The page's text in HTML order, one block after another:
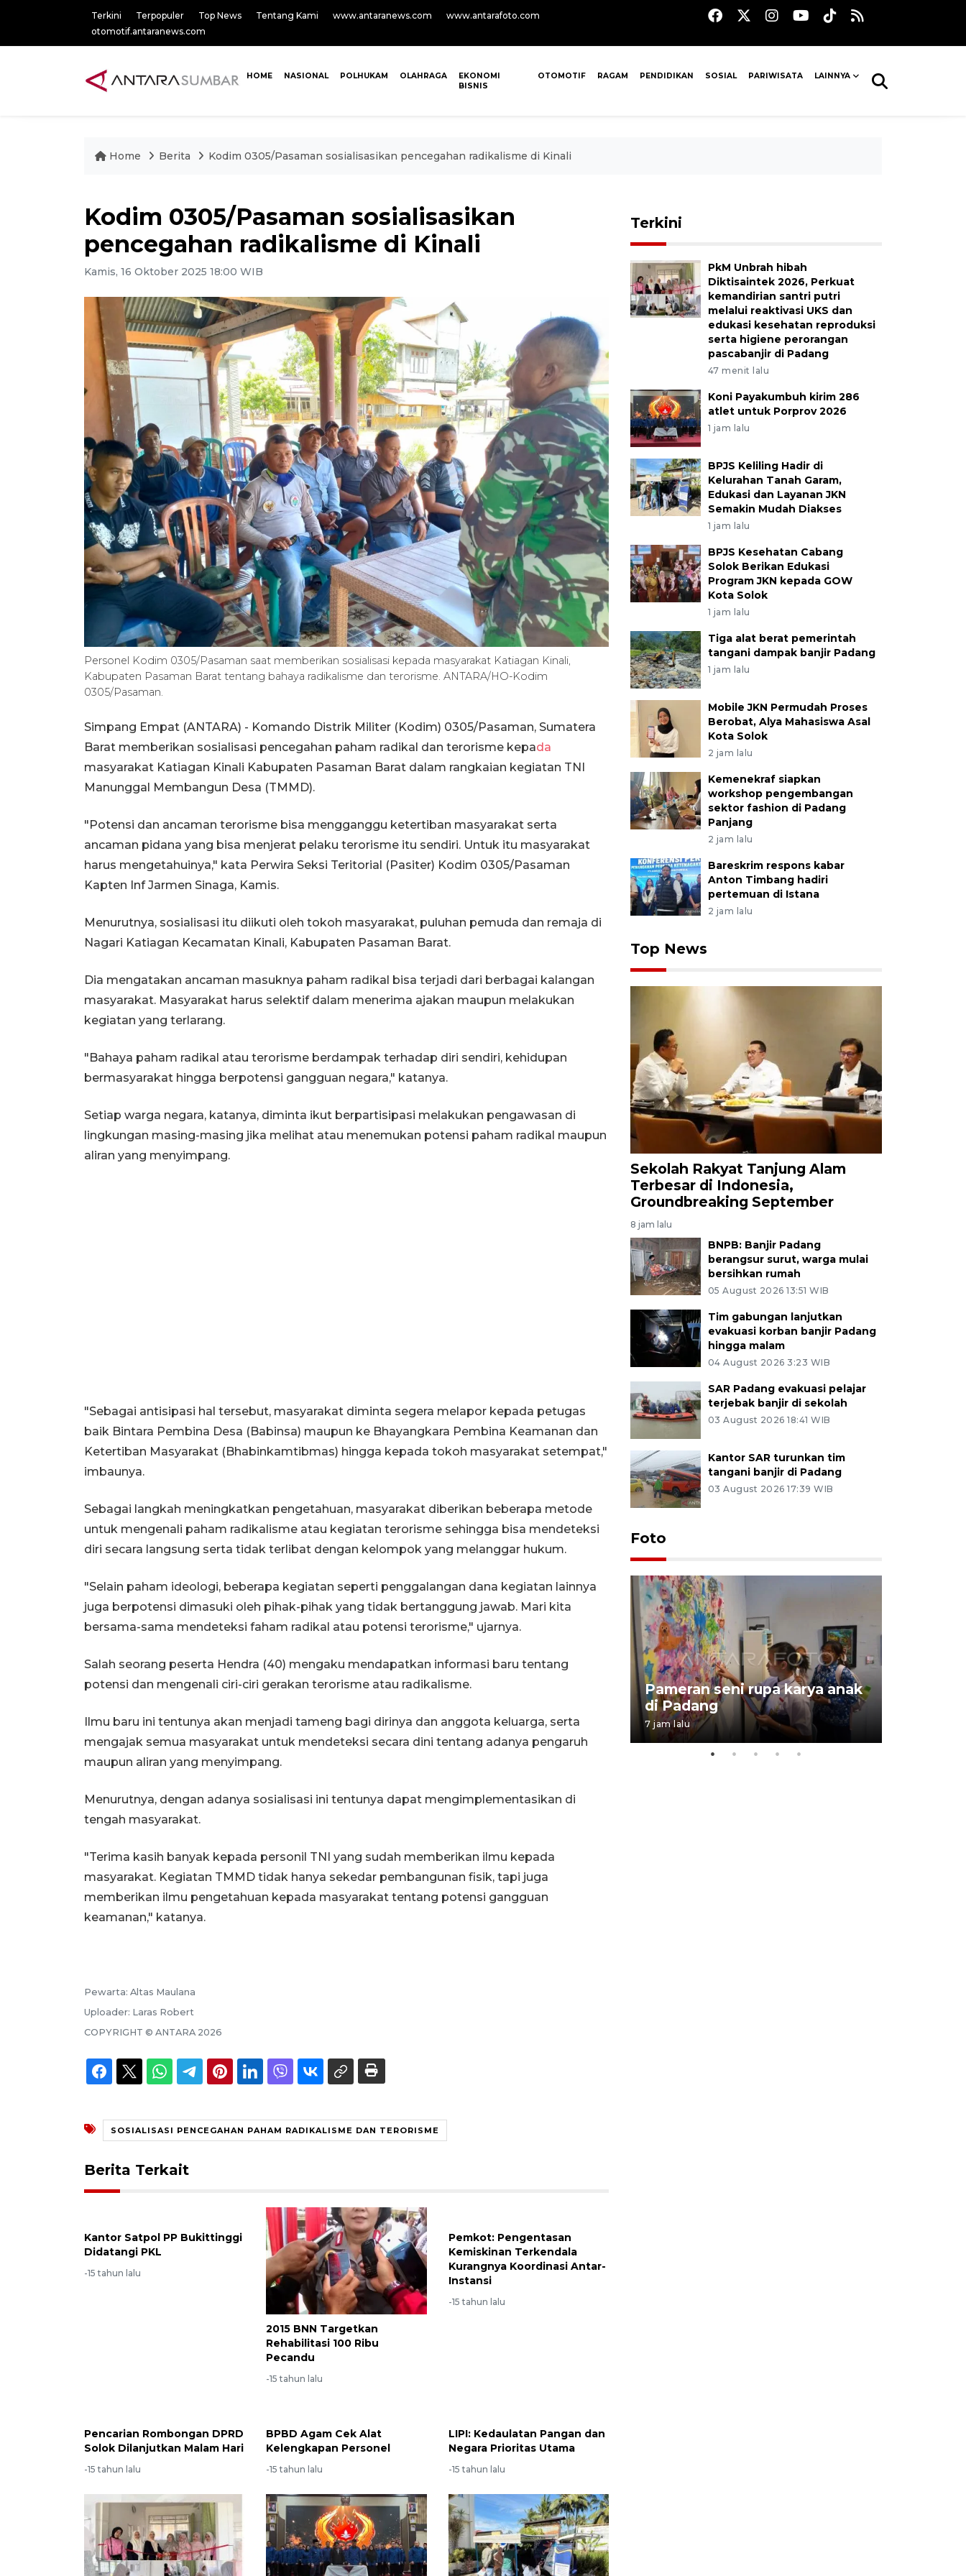
Terkini Terpopuler Top News Tentang Kami www.antaranews.com
www.antarafoto.com
otomotif.antaranews.com
HOME NASIONAL POLHUKAM OLAHRAGA
EKONOMI
BISNIS
OTOMOTIF RAGAM PENDIDIKAN SOSIAL PARIWISATA LAINNYA
Home Berita Kodim 0305/Pasaman sosialisasikan pencegahan radikalisme di Kinali
Kodim 0305/Pasaman sosialisasikan
pencegahan radikalisme di Kinali
Kamis, 16 Oktober 2025 18:00 WIB
Personel Kodim 0305/Pasaman saat memberikan sosialisasi kepada masyarakat Katiagan Kinali,
Kabupaten Pasaman Barat tentang bahaya radikalisme dan terorisme. ANTARA/HO-Kodim
0305/Pasaman.
Simpang Empat (ANTARA) - Komando Distrik Militer (Kodim) 0305/Pasaman, Sumatera
Barat memberikan sosialisasi pencegahan paham radikal dan terorisme kepada
masyarakat Katiagan Kinali Kabupaten Pasaman Barat dalam rangkaian kegiatan TNI
Manunggal Membangun Desa (TMMD).
"Potensi dan ancaman terorisme bisa mengganggu ketertiban masyarakat serta
ancaman pidana yang bisa menjerat pelaku terorisme itu sendiri. Untuk itu masyarakat
harus mengetahuinya," kata Perwira Seksi Teritorial (Pasiter) Kodim 0305/Pasaman
Kapten Inf Jarmen Sinaga, Kamis.
Menurutnya, sosialisasi itu diikuti oleh tokoh masyarakat, puluhan pemuda dan remaja di
Nagari Katiagan Kecamatan Kinali, Kabupaten Pasaman Barat.
Dia mengatakan ancaman masuknya paham radikal bisa terjadi dari berbagai kalangan
masyarakat. Masyarakat harus selektif dalam menerima ajakan maupun melakukan
kegiatan yang terlarang.
"Bahaya paham radikal atau terorisme berdampak terhadap diri sendiri, kehidupan
bermasyarakat hingga berpotensi gangguan negara," katanya.
Setiap warga negara, katanya, diminta ikut berpartisipasi melakukan pengawasan di
lingkungan masing-masing jika melihat atau menemukan potensi paham radikal maupun
aliran yang menyimpang.
"Sebagai antisipasi hal tersebut, masyarakat diminta segera melapor kepada petugas
baik Bintara Pembina Desa (Babinsa) maupun ke Bhayangkara Pembina Keamanan dan
Ketertiban Masyarakat (Bhabinkamtibmas) hingga kepada tokoh masyarakat setempat,"
imbaunya.
Sebagai langkah meningkatkan pengetahuan, masyarakat diberikan beberapa metode
untuk mengenali paham radikalisme atau kegiatan terorisme sehingga bisa mendeteksi
diri secara langsung serta tidak terlibat dengan kelompok yang melanggar hukum.
"Selain paham ideologi, beberapa kegiatan seperti penggalangan dana kegiatan lainnya
juga berpotensi dimasuki oleh pihak-pihak yang tidak bertanggung jawab. Mari kita
bersama-sama mendeteksi faham radikal atau potensi terorisme," ujarnya.
Salah seorang peserta Hendra (40) mengaku mendapatkan informasi baru tentang
potensi dan mengenali ciri-ciri gerakan terorisme atau radikalisme.
Ilmu baru ini tentunya akan menjadi tameng bagi dirinya dan anggota keluarga, serta
mengajak semua masyarakat untuk mendeteksi secara dini tentang adanya pengaruh
maupun aliran yang menyimpang.
Menurutnya, dengan adanya sosialisasi ini tentunya dapat mengimplementasikan di
tengah masyarakat.
"Terima kasih banyak kepada personil TNI yang sudah memberikan ilmu kepada
masyarakat. Kegiatan TMMD tidak hanya sekedar pembangunan fisik, tapi juga
memberikan ilmu pengetahuan kepada masyarakat tentang potensi gangguan
keamanan," katanya.
Pewarta: Altas Maulana
Uploader: Laras Robert
COPYRIGHT © ANTARA 2026
SOSIALISASI PENCEGAHAN PAHAM RADIKALISME DAN TERORISME
Berita Terkait
Kantor Satpol PP Bukittinggi
Didatangi PKL
-15 tahun lalu
2015 BNN Targetkan
Rehabilitasi 100 Ribu
Pecandu
-15 tahun lalu
Pemkot: Pengentasan
Kemiskinan Terkendala
Kurangnya Koordinasi Antar-
Instansi
-15 tahun lalu
Pencarian Rombongan DPRD
Solok Dilanjutkan Malam Hari
-15 tahun lalu
BPBD Agam Cek Alat
Kelengkapan Personel
-15 tahun lalu
LIPI: Kedaulatan Pangan dan
Negara Prioritas Utama
-15 tahun lalu
Terkini
PkM Unbrah hibah
Diktisaintek 2026, Perkuat
kemandirian santri putri
melalui reaktivasi UKS dan
edukasi kesehatan reproduksi
serta higiene perorangan
pascabanjir di Padang
47 menit lalu
Koni Payakumbuh kirim 286
atlet untuk Porprov 2026
1 jam lalu
BPJS Keliling Hadir di
Kelurahan Tanah Garam,
Edukasi dan Layanan JKN
Semakin Mudah Diakses
1 jam lalu
BPJS Kesehatan Cabang
Solok Berikan Edukasi
Program JKN kepada GOW
Kota Solok
1 jam lalu
Tiga alat berat pemerintah
tangani dampak banjir Padang
1 jam lalu
Mobile JKN Permudah Proses
Berobat, Alya Mahasiswa Asal
Kota Solok
2 jam lalu
Kemenekraf siapkan
workshop pengembangan
sektor fashion di Padang
Panjang
2 jam lalu
Bareskrim respons kabar
Anton Timbang hadiri
pertemuan di Istana
2 jam lalu
Top News
Sekolah Rakyat Tanjung Alam
Terbesar di Indonesia,
Groundbreaking September
8 jam lalu
BNPB: Banjir Padang
berangsur surut, warga mulai
bersihkan rumah
05 August 2026 13:51 WIB
Tim gabungan lanjutkan
evakuasi korban banjir Padang
hingga malam
04 August 2026 3:23 WIB
SAR Padang evakuasi pelajar
terjebak banjir di sekolah
03 August 2026 18:41 WIB
Kantor SAR turunkan tim
tangani banjir di Padang
03 August 2026 17:39 WIB
Foto
Penyelesaian pembentukan
Kopdes Merah Putih di
05 August 2026 10:33 WIB
Pameran seni rupa karya anak
di Padang
7 jam lalu